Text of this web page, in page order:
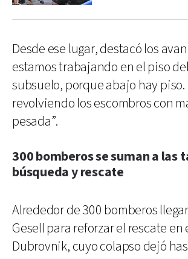
Desde ese lugar, destacó los
estamos trabajando en el piso
subsuelo, porque abajo hay piso.
revolviendo los escombros con
pesada”.
300 bomberos se suman a las
búsqueda y rescate
Alrededor de 300 bomberos
Gesell para reforzar el rescate en
Dubrovnik, cuyo colapso dejó